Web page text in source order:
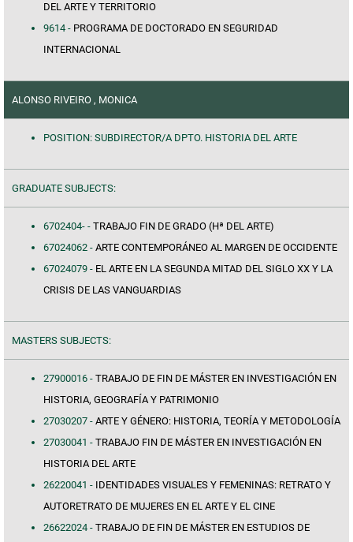
DEL ARTE Y TERRITORIO
9614 - PROGRAMA DE DOCTORADO EN SEGURIDAD
INTERNACIONAL
ALONSO RIVEIRO , MONICA
POSITION: SUBDIRECTOR/A DPTO. HISTORIA DEL ARTE
GRADUATE SUBJECTS:
6702404- - TRABAJO FIN DE GRADO (Hª DEL ARTE)
67024062 - ARTE CONTEMPORÁNEO AL MARGEN DE OCCIDENTE
67024079 - EL ARTE EN LA SEGUNDA MITAD DEL SIGLO XX Y LA
CRISIS DE LAS VANGUARDIAS
MASTERS SUBJECTS:
27900016 - TRABAJO DE FIN DE MÁSTER EN INVESTIGACIÓN EN
HISTORIA, GEOGRAFÍA Y PATRIMONIO
27030207 - ARTE Y GÉNERO: HISTORIA, TEORÍA Y METODOLOGÍA
27030041 - TRABAJO FIN DE MÁSTER EN INVESTIGACIÓN EN
HISTORIA DEL ARTE
26220041 - IDENTIDADES VISUALES Y FEMENINAS: RETRATO Y
AUTORETRATO DE MUJERES EN EL ARTE Y EL CINE
26622024 - TRABAJO DE FIN DE MÁSTER EN ESTUDIOS DE